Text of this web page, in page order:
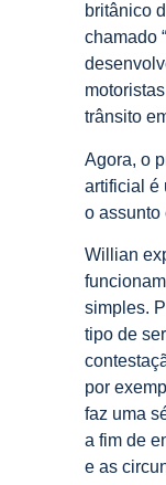
britânico
chamado
trânsito
Agora, o
artificial é
o assunto
Willian
simples.
tipo de
por
faz uma
a fim de
e as